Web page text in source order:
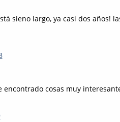
sieno largo, ya casi dos años!
encontrado cosas muy